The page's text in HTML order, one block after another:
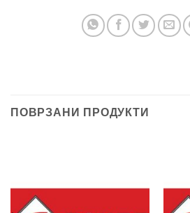
ПОВРЗАНИ ПРОДУКТИ